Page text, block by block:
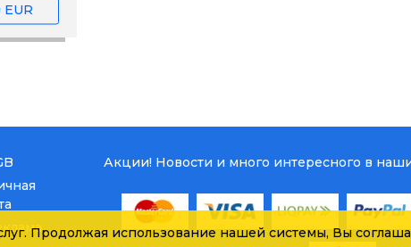
EUR
Акции! Новости и много интересного в
Продолжая использование нашей системы, Вы